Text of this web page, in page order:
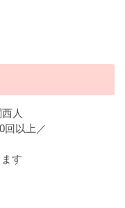
人
回以上／
す